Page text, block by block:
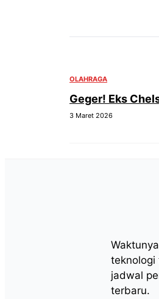
OLAHRAGA
Geger! Eks
3 Maret 2026
teknologi
jadwal
terbaru.